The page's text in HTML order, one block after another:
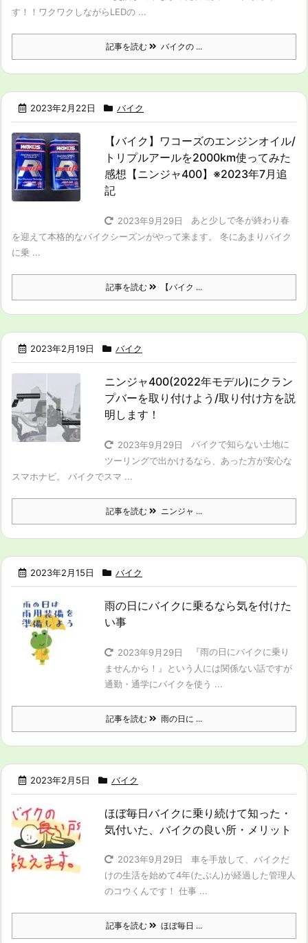
す！！ワクワクしながらLEDの ...
記事を読む バイクの ...
2023年2月22日 バイク
【バイク】ワコーズのエンジンオイル/
トリプルアールを2000km使ってみた
感想【ニンジャ400】※2023年7月追
記
2023年9月29日
あと少しで冬が終わり春
を迎えて本格的なバイクシーズンがやって来ます。 冬にあまりバイク
に乗 ...
記事を読む 【バイク ...
2023年2月19日 バイク
ニンジャ400(2022年モデル)にクラン
プバーを取り付けよう/取り付け方を説
明します！
2023年9月29日
バイクで知らない土地に
ツーリングで出かけるなら、あった方が安心な
スマホナビ。 バイクでスマ ...
記事を読む ニンジャ ...
2023年2月15日 バイク
雨の日にバイクに乗るなら気を付けた
い事
2023年9月29日
『雨の日にバイクに乗り
ませんから！』という人には関係ない話ですが
通勤・通学にバイクを使う ...
記事を読む 雨の日に ...
2023年2月5日 バイク
ほぼ毎日バイクに乗り続けて知った・
気付いた、バイクの良い所・メリット
2023年9月29日
車を手放して、バイクだ
けの生活を始めて4年(たぶん)が経過した管理人
のコウくんです！ 仕事 ...
記事を読む ほぼ毎日 ...